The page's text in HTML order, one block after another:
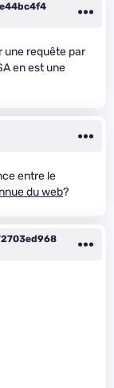
une requête par
en est une
entre le
du web?